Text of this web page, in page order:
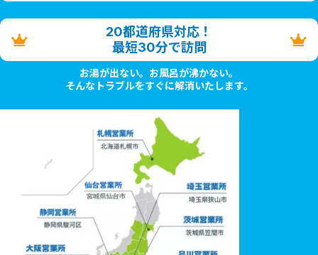
20都道府県対応！
最短30分で訪問
お湯が出ない。お風呂が沸かない。
そんなトラブルをすぐに解消いたします。